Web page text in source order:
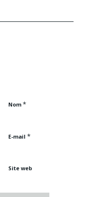
Nom *
E-mail *
Site web